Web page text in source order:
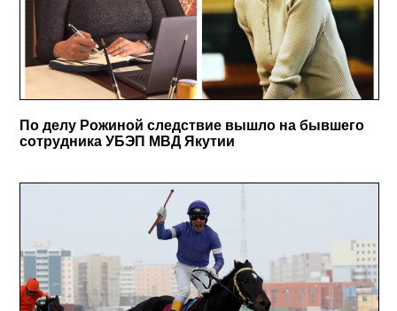
По делу Рожиной следствие вышло на бывшего
сотрудника УБЭП МВД Якутии